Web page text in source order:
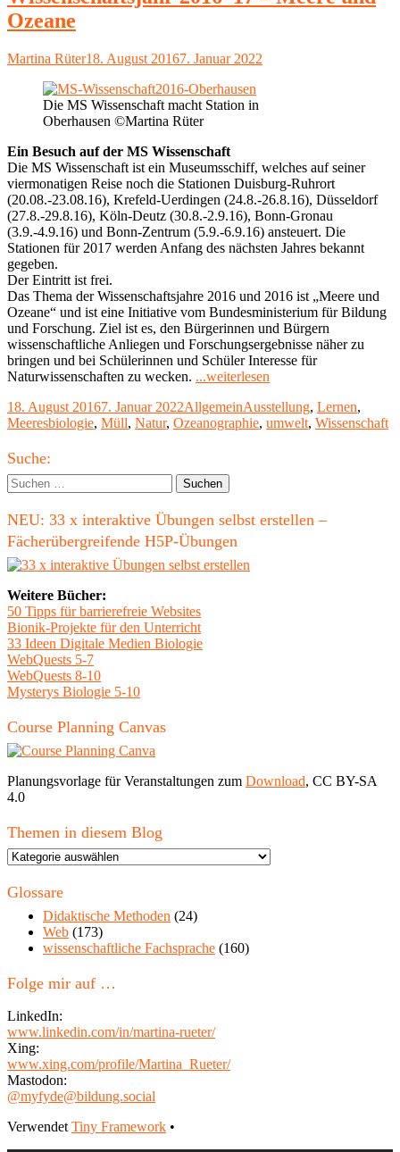
Ozeane
Autor
Martina RüterVeröffentlicht
18. August 20167. Januar 2022
Die MS Wissenschaft macht Station in
Oberhausen ©Martina Rüter
Ein Besuch auf der MS Wissenschaft
Die MS Wissenschaft ist ein Museumsschiff, welches auf seiner
viermonatigen Reise noch die Stationen Duisburg-Ruhrort
(20.08.-23.08.16), Krefeld-Uerdingen (24.8.-26.8.16), Düsseldorf
(27.8.-29.8.16), Köln-Deutz (30.8.-2.9.16), Bonn-Gronau
(3.9.-4.9.16) und Bonn-Zentrum (5.9.-6.9.16) ansteuert. Die
Stationen für 2017 werden Anfang des nächsten Jahres bekannt
gegeben.
Der Eintritt ist frei.
Das Thema der Wissenschaftsjahre 2016 und 2016 ist „Meere und
Ozeane“ und ist eine Initiative vom Bundesministerium für Bildung
und Forschung. Ziel ist es, den Bürgerinnen und Bürgern
wissenschaftliche Anliegen und Forschungsergebnisse näher zu
bringen und bei Schülerinnen und Schüler Interesse für
Naturwissenschaften zu wecken. ...weiterlesen
–
Meere
Veröffentlicht
am
18. August 20167. Januar 2022Kategorien
AllgemeinSchlagwörter
Ausstellung, Lernen,
Meeresbiologie, Müll, Natur, Ozeanographie, umwelt, Wissenschaft
Haupt-
Seitenleiste
Suche:
Suchen
nach:
NEU: 33 x interaktive Übungen selbst erstellen –
Fächerübergreifende H5P-Übungen
Weitere Bücher:
50 Tipps für barrierefreie Websites
Bionik-Projekte für den Unterricht
33 Ideen Digitale Medien Biologie
WebQuests 5-7
WebQuests 8-10
Mysterys Biologie 5-10
Course Planning Canvas
Planungsvorlage für Veranstaltungen zum Download, CC BY-SA
4.0
Themen in diesem Blog
Themen
diesem
Glossare
Didaktische Methoden (24)
Web (173)
wissenschaftliche Fachsprache (160)
Folge mir auf …
LinkedIn:
www.linkedin.com/in/martina-rueter/
Xing:
www.xing.com/profile/Martina_Rueter/
Mastodon:
@myfyde@bildung.social
Footer
Verwendet Tiny Framework •